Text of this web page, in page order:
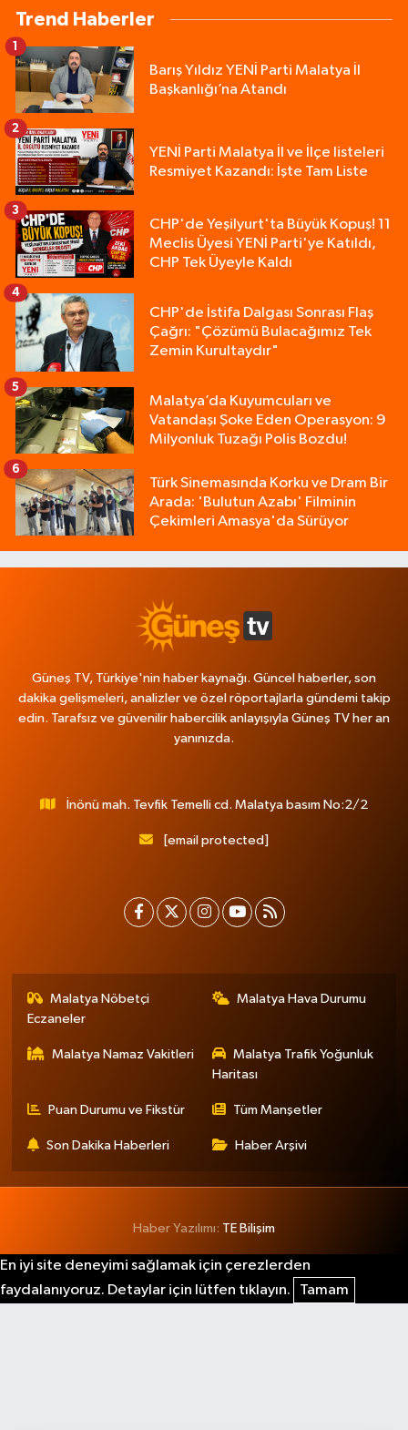
Trend Haberler
Barış Yıldız YENİ Parti Malatya İl
Başkanlığı’na Atandı
1
YENİ Parti Malatya İl ve İlçe listeleri
Resmiyet Kazandı: İşte Tam Liste
2
CHP'de Yeşilyurt'ta Büyük Kopuş! 11
Meclis Üyesi YENİ Parti'ye Katıldı,
CHP Tek Üyeyle Kaldı
3
CHP'de İstifa Dalgası Sonrası Flaş
Çağrı: "Çözümü Bulacağımız Tek
Zemin Kurultaydır"
4
Malatya’da Kuyumcuları ve
Vatandaşı Şoke Eden Operasyon: 9
Milyonluk Tuzağı Polis Bozdu!
5
Türk Sinemasında Korku ve Dram Bir
Arada: 'Bulutun Azabı' Filminin
Çekimleri Amasya'da Sürüyor
6
Güneş TV, Türkiye'nin haber kaynağı. Güncel haberler, son
dakika gelişmeleri, analizler ve özel röportajlarla gündemi takip
edin. Tarafsız ve güvenilir habercilik anlayışıyla Güneş TV her an
yanınızda.
İnönü mah. Tevfik Temelli cd. Malatya basım No:2/2
[email protected]
Malatya Nöbetçi
Eczaneler
Malatya Hava Durumu
Malatya Namaz Vakitleri
Malatya Trafik Yoğunluk
Haritası
Puan Durumu ve Fikstür Tüm Manşetler
Son Dakika Haberleri Haber Arşivi
Haber Yazılımı: TE Bilişim
En iyi site deneyimi sağlamak için çerezlerden
faydalanıyoruz. Detaylar için lütfen tıklayın.
Tamam